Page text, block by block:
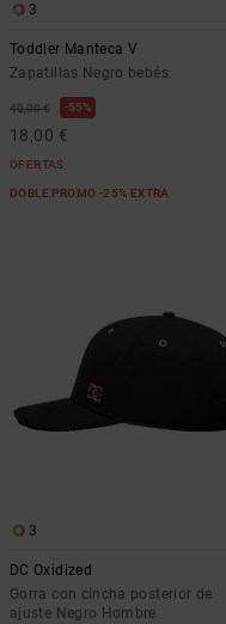
3
Toddler Manteca V
Zapatillas Negro bebés
40,00 € 55%
18,00 €
OFERTAS
DOBLE PROMO -25% EXTRA
3
DC Oxidized
Gorra con cincha posterior de
ajuste Negro Hombre